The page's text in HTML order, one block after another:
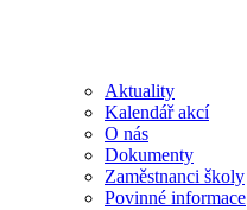
Aktuality
Kalendář akcí
O nás
Dokumenty
Zaměstnanci školy
Povinné informace